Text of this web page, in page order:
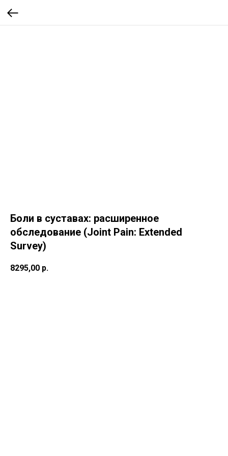
Боли в суставах: расширенное
обследование (Joint Pain: Extended
Survey)
8295,00 р.